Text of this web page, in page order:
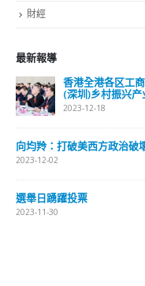
財經
最新報導
香港全港各区工
(深圳)乡村振兴
2023-12-18
向均羚：打破美西方政治破
2023-12-02
選舉日踴躍投票
2023-11-30